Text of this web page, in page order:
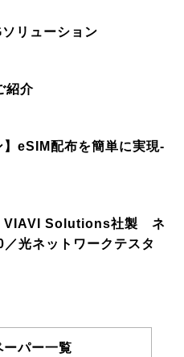
リューション
紹介
】eSIM配布を簡単に実現-
VIAVI Solutions社製 ネ
光ネットワークテスタ
パー一覧